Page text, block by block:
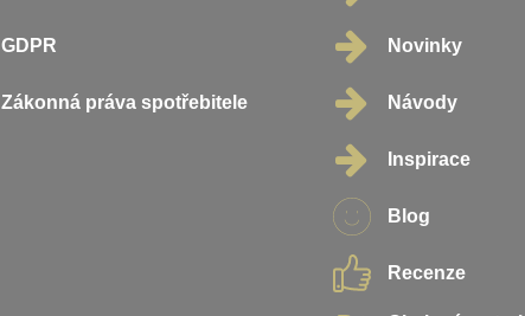
GDPR
Zákonná práva spotřebitele
Novinky
Návody
Inspirace
Blog
Recenze